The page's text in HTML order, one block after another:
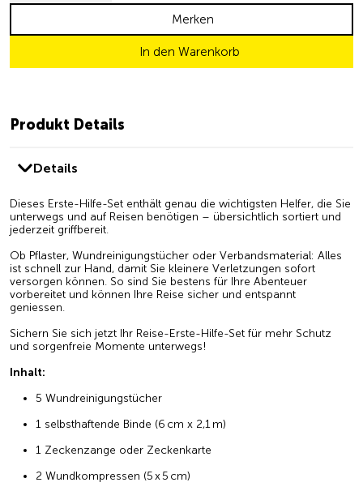
In den Warenkorb
Merken
Produkt Details
Details
Dieses Erste-Hilfe-Set enthält genau die wichtigsten Helfer, die Sie
unterwegs und auf Reisen benötigen – übersichtlich sortiert und
jederzeit griffbereit.
Ob Pflaster, Wundreinigungstücher oder Verbandsmaterial: Alles
ist schnell zur Hand, damit Sie kleinere Verletzungen sofort
versorgen können. So sind Sie bestens für Ihre Abenteuer
vorbereitet und können Ihre Reise sicher und entspannt
geniessen.
Sichern Sie sich jetzt Ihr Reise-Erste-Hilfe-Set für mehr Schutz
und sorgenfreie Momente unterwegs!
Inhalt:
5 Wundreinigungstücher
1 selbsthaftende Binde (6 cm x 2,1 m)
1 Zeckenzange oder Zeckenkarte
2 Wundkompressen (5 x 5 cm)